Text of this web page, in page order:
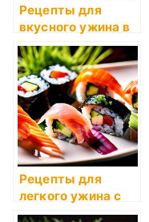
Рецепты для
вкусного ужина в
одиночестве
Рецепты для
легкого ужина с
букетом